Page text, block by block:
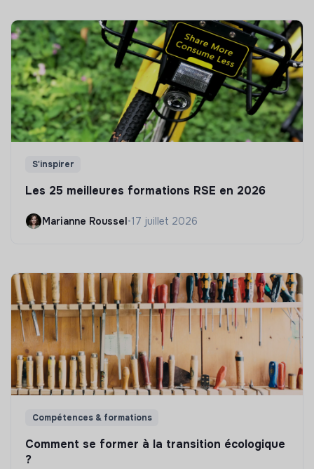
S'inspirer
Les 25 meilleures formations RSE en 2026
Marianne Roussel•17 juillet 2026
Compétences & formations
Comment se former à la transition écologique
?